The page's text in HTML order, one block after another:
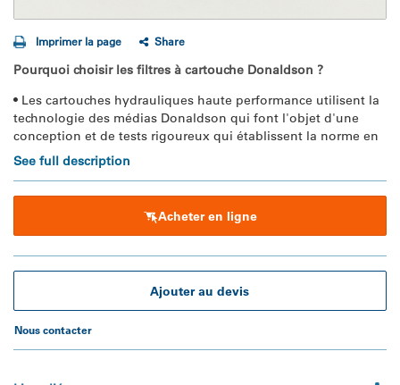
Imprimer la page Share
Pourquoi choisir les filtres à cartouche Donaldson ?
• Les cartouches hydrauliques haute performance utilisent la
technologie des médias Donaldson qui font l'objet d'une
conception et de tests rigoureux qui établissent la norme en
matière de performance de filtration.
hydrauliques de remplacement pour un meilleur contrôle de
• Une variété de cartouches WilFit qui répondent et/ou
See full description
Acheter en ligne
Ajouter au devis
Nous contacter